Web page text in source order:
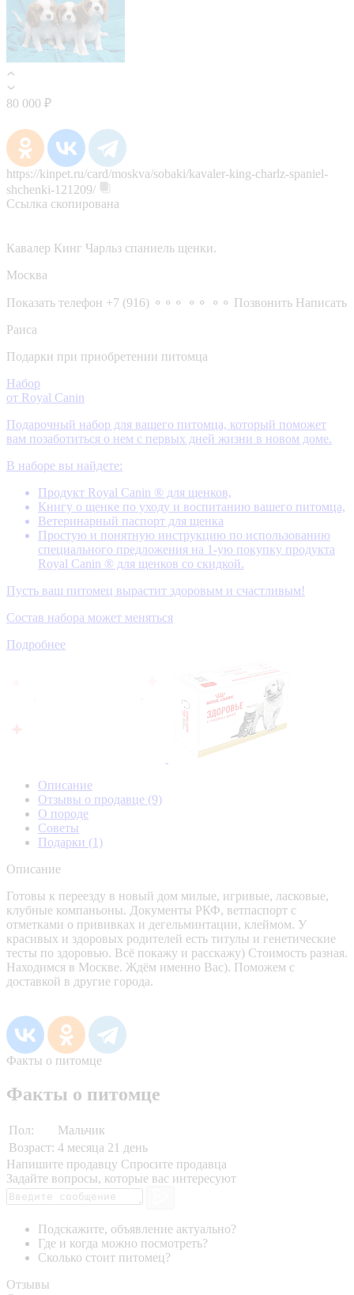
80 000 ₽
https://kinpet.ru/card/moskva/sobaki/kavaler-king-charlz-spaniel-
shchenki-121209/
Ссылка скопирована
Кавалер Кинг Чарльз спаниель щенки.
Москва
Показать телефон +7 (916) ⚬⚬⚬ ⚬⚬ ⚬⚬ Позвонить Написать
Раиса
Подарки при приобретении питомца
Набор
от Royal Canin
Подарочный набор для вашего питомца, который поможет
вам позаботиться о нем с первых дней жизни в новом доме.
В наборе вы найдете:
Продукт Royal Canin ® для щенков,
Книгу о щенке по уходу и воспитанию вашего питомца,
Ветеринарный паспорт для щенка
Простую и понятную инструкцию по использованию
специального предложения на 1-ую покупку продукта
Royal Canin ® для щенков со скидкой.
Пусть ваш питомец вырастит здоровым и счастливым!
Состав набора может меняться
Подробнее
Описание
Отзывы о продавце (9)
О породе
Советы
Подарки (1)
Описание
Готовы к переезду в новый дом милые, игривые, ласковые,
клубные компаньоны. Документы РКФ, ветпаспорт с
отметками о прививках и дегельминтации, клеймом. У
красивых и здоровых родителей есть титулы и генетические
тесты по здоровью. Всё покажу и расскажу) Стоимость разная.
Находимся в Москве. Ждём именно Вас). Поможем с
доставкой в другие города.
Факты о питомце
Факты о питомце
Пол:
Мальчик
Возраст: 4 месяца 21 день
Напишите продавцу Спросите продавца
Задайте вопросы, которые вас интересуют
Подскажите, объявление актуально?
Где и когда можно посмотреть?
Сколько стоит питомец?
Отзывы